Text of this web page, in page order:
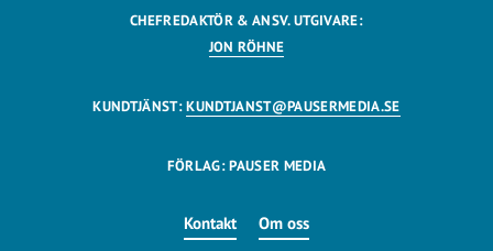
CHEFREDAKTÖR & ANSV. UTGIVARE:
JON RÖHNE
KUNDTJÄNST:KUNDTJANST@PAUSERMEDIA.SE
FÖRLAG: PAUSER MEDIA
Kontakt Om oss